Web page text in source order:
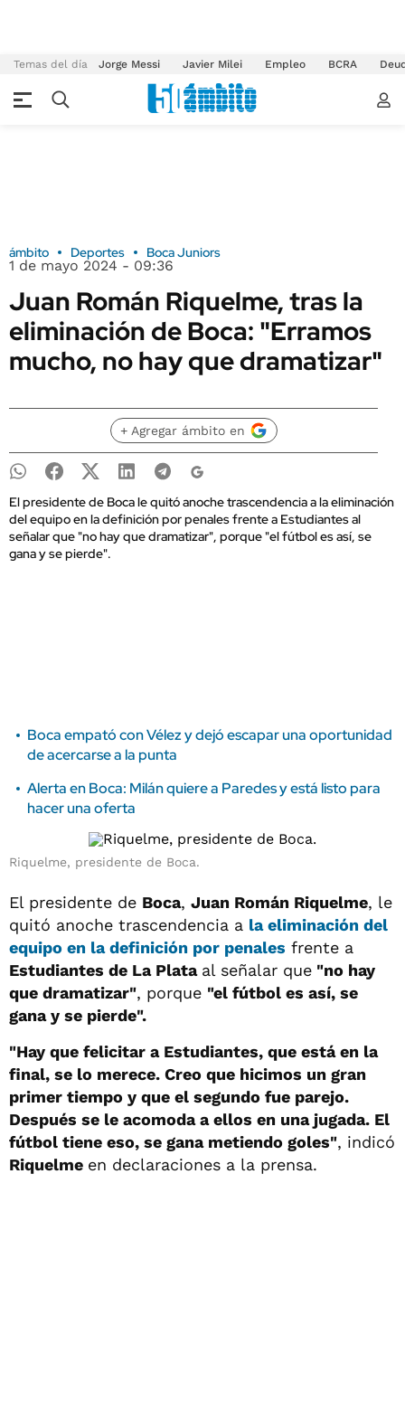
Temas del día Jorge Messi Javier Milei Empleo BCRA
ámbito Deportes Boca Juniors
1 de mayo 2024 - 09:36
Juan Román Riquelme, tras la
eliminación de Boca: "Erramos
mucho, no hay que dramatizar"
+ Agregar ámbito en
El presidente de Boca le quitó anoche trascendencia a la eliminación
del equipo en la definición por penales frente a Estudiantes al
señalar que "no hay que dramatizar", porque "el fútbol es así, se
gana y se pierde".
Boca empató con Vélez y dejó escapar una oportunidad
de acercarse a la punta
Alerta en Boca: Milán quiere a Paredes y está listo para
hacer una oferta
Riquelme, presidente de Boca.
El presidente de Boca, Juan Román Riquelme, le
quitó anoche trascendencia a la eliminación del
equipo en la definición por penales frente a
Estudiantes de La Plata al señalar que "no hay
que dramatizar", porque "el fútbol es así, se
gana y se pierde".
"Hay que felicitar a Estudiantes, que está en la
final, se lo merece. Creo que hicimos un gran
primer tiempo y que el segundo fue parejo.
Después se le acomoda a ellos en una jugada. El
fútbol tiene eso, se gana metiendo goles", indicó
Riquelme en declaraciones a la prensa.